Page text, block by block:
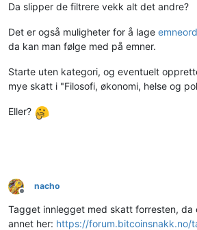
Da slipper de filtrere vekk alt det andre?
Det er også muligheter for å lage emneord
da kan man følge med på emner.
Starte uten kategori, og eventuelt
mye skatt i "Filosofi, økonomi, helse og
Eller?
Frakoblet
nacho
Tagget innlegget med skatt forresten,
annet her: https://forum.bitcoinsnakk.no/